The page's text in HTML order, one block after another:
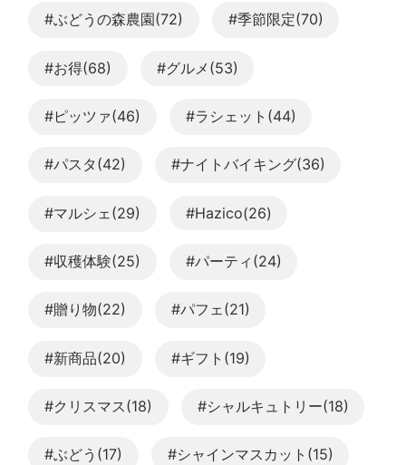
#ぶどうの森農園(72) #季節限定(70)
#お得(68) #グルメ(53)
#ピッツァ(46) #ラシェット(44)
#パスタ(42) #ナイトバイキング(36)
#マルシェ(29) #Hazico(26)
#収穫体験(25) #パーティ(24)
#贈り物(22) #パフェ(21)
#新商品(20) #ギフト(19)
#クリスマス(18) #シャルキュトリー(18)
#ぶどう(17) #シャインマスカット(15)